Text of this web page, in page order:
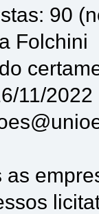
90
Folchini
11/